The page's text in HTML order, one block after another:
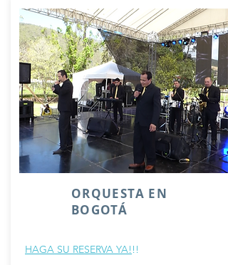
ORQUESTA EN
BOGOTÁ
HAGA SU RESERVA YA!!!